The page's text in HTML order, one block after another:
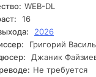
находка усложняет
технологий,
и Даниил
к другу, и им
работу и
WEB-DL
16
2026
Григорий
Джаник
Не требуется